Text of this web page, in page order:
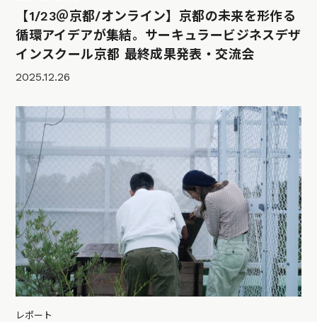
【1/23＠京都/オンライン】京都の未来を形作る
循環アイデアが集結。サーキュラービジネスデザ
インスクール京都 最終成果発表・交流会
2025.12.26
レポート